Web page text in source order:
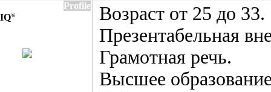
Profile
IQ©
Возраст от 25 до 33.
Презентабельная
Грамотная речь.
Высшее